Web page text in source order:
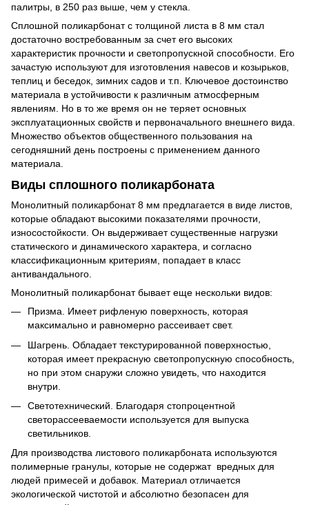
палитры, в 250 раз выше, чем у стекла.
Сплошной поликарбонат с толщиной листа в 8 мм стал
достаточно востребованным за счет его высоких
характеристик прочности и светопропускной способности. Его
зачастую используют для изготовления навесов и козырьков,
теплиц и беседок, зимних садов и т.п. Ключевое достоинство
материала в устойчивости к различным атмосферным
явлениям. Но в то же время он не теряет основных
эксплуатационных свойств и первоначального внешнего вида.
Множество объектов общественного пользования на
сегодняшний день построены с применением данного
материала.
Виды сплошного поликарбоната
Монолитный поликарбонат 8 мм предлагается в виде листов,
которые обладают высокими показателями прочности,
износостойкости. Он выдерживает существенные нагрузки
статического и динамического характера, и согласно
классификационным критериям, попадает в класс
антивандального.
Монолитный поликарбонат бывает еще нескольки видов:
Призма. Имеет рифленую поверхность, которая
максимально и равномерно рассеивает свет.
Шагрень. Обладает текстурированной поверхностью,
которая имеет прекрасную светопропускную способность,
но при этом снаружи сложно увидеть, что находится
внутри.
Светотехнический. Благодаря стопроцентной
светорассееваемости используется для выпуска
светильников.
Для производства листового поликарбоната используются
полимерные гранулы, которые не содержат вредных для
людей примесей и добавок. Материал отличается
экологической чистотой и абсолютно безопасен для